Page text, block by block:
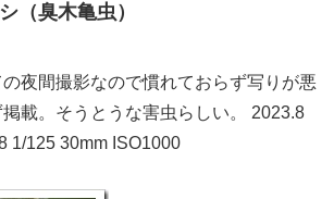
（臭木亀虫）
夜間撮影なので慣れておらず写りが悪
載。そうとうな害虫らしい。 2023.8
1/125 30mm ISO1000